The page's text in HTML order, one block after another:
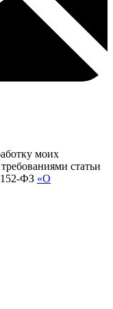
моих
статьи
152-ФЗ «О